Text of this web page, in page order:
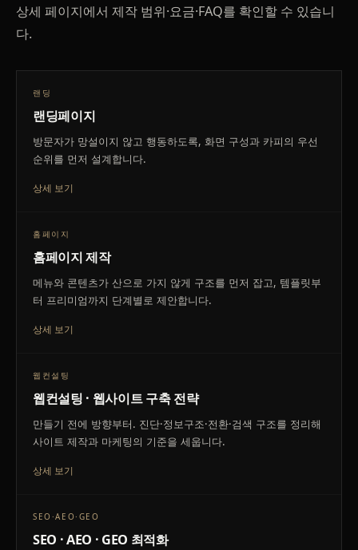
상세 페이지에서 제작 범위·요금·FAQ를 확인할 수 있습니
다.
랜딩
랜딩페이지
방문자가 망설이지 않고 행동하도록, 화면 구성과 카피의 우선
순위를 먼저 설계합니다.
상세 보기
홈페이지
홈페이지 제작
메뉴와 콘텐츠가 산으로 가지 않게 구조를 먼저 잡고, 템플릿부
터 프리미엄까지 단계별로 제안합니다.
상세 보기
웹컨설팅
웹컨설팅 · 웹사이트 구축 전략
만들기 전에 방향부터. 진단·정보구조·전환·검색 구조를 정리해
사이트 제작과 마케팅의 기준을 세웁니다.
상세 보기
SEO·AEO·GEO
SEO · AEO · GEO 최적화